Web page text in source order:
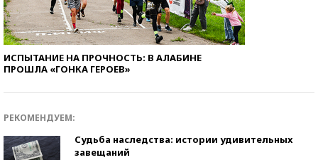
ИСПЫТАНИЕ НА ПРОЧНОСТЬ: В АЛАБИНЕ
ПРОШЛА «ГОНКА ГЕРОЕВ»
РЕКОМЕНДУЕМ:
Судьба наследства: истории удивительных
завещаний